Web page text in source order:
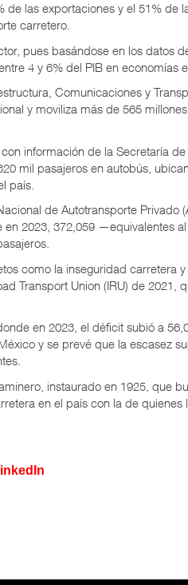
de las exportaciones y el 51% de
carretero.
pues basándose en los datos
4 y 6% del PIB en economías
Comunicaciones y
y moviliza más de 565
información de la Secretaría de
mil pasajeros en autobús,
país.
de Autotransporte Privado
en 2023, 372,059 —equivalentes
como la inseguridad carretera
Transport Union (IRU) de 2021,
en 2023, el déficit subió a
y se prevé que la escasez
instaurado en 1925, que
en el país con la de quienes